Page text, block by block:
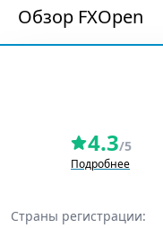
Обзор FXOpen
4.3/5
Подробнее
Страны регистрации: